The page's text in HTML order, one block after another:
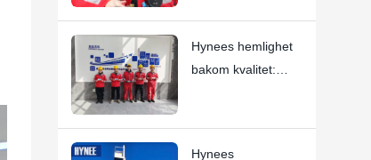
Hynees hemlighet
bakom kvalitet:
Hynees